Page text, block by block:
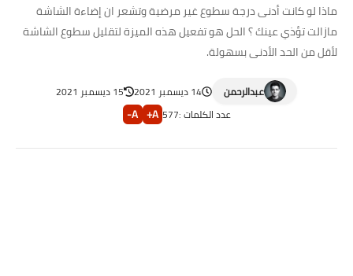
ماذا لو كانت أدنى درجة سطوع غير مرضية وتشعر ان إضاءة الشاشة
مازالت تؤذي عينك ؟ الحل هو تفعيل هذه الميزة لتقليل سطوع الشاشة
لأقل من الحد الأدنى بسهولة.
عبدالرحمن 14 ديسمبر 2021
15 ديسمبر 2021
عدد الكلمات :577
A+
A-